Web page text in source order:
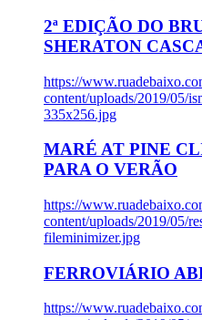
2ª EDIÇÃO DO
SHERATON
https://
content/uploads/2019/05/
335x256.jpg
MARÉ AT PINE
PARA O VERÃO
https://
content/uploads/2019/05/
fileminimizer.jpg
FERROVIÁRIO
https://